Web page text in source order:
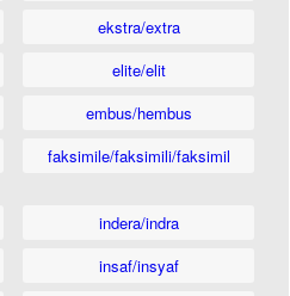
ekstra/extra
elite/elit
embus/hembus
faksimile/faksimili/faksimil
indera/indra
insaf/insyaf